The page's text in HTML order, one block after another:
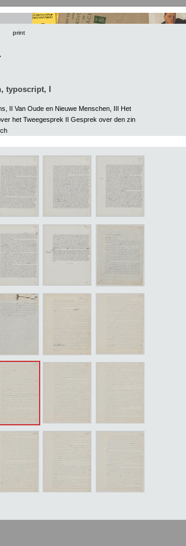
print
typoscript, I
II Van Oude en Nieuwe Menschen, III Het
het Tweegesprek II Gesprek over den zin